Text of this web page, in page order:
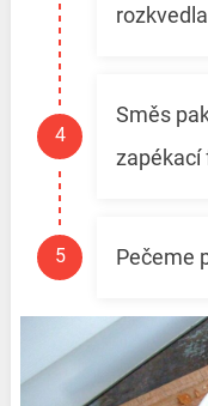
Směs
zapékací
Pečeme